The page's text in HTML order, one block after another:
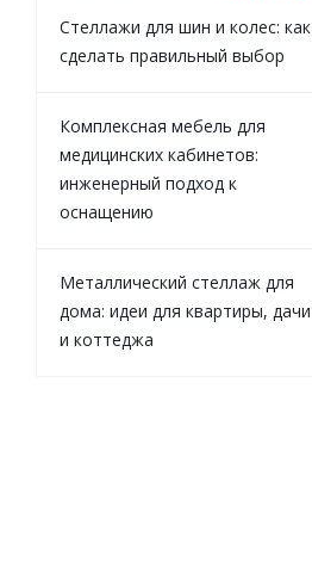
Стеллажи для шин и колес: как
сделать правильный выбор
Комплексная мебель для
медицинских кабинетов:
инженерный подход к
оснащению
Металлический стеллаж для
дома: идеи для квартиры, дачи
и коттеджа